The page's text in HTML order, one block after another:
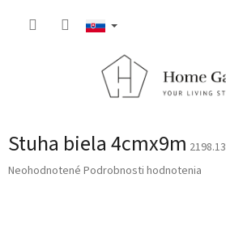
Stuha biela 4cmx9m 2198.13
Priemerné
Neohodnotené Podrobnosti hodnotenia